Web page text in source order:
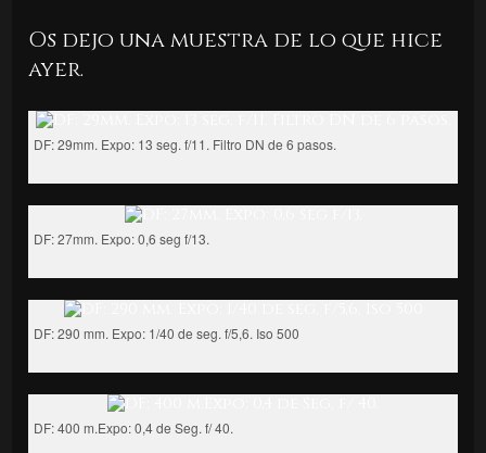
Os dejo una muestra de lo que hice
ayer.
DF: 29mm. Expo: 13 seg. f/11. Filtro DN de 6 pasos.
DF: 27mm. Expo: 0,6 seg f/13.
DF: 290 mm. Expo: 1/40 de seg. f/5,6. Iso 500
DF: 400 m.Expo: 0,4 de Seg. f/ 40.